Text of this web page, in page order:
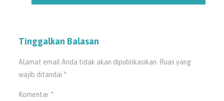
Tinggalkan Balasan
Alamat email Anda tidak akan dipublikasikan.
Ruas yang
wajib ditandai *
Komentar *